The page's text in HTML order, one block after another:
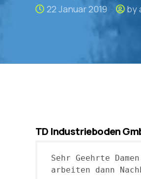
22 Januar 2019 by
TD Industrieboden
Sehr Geehrte
arbeiten dann